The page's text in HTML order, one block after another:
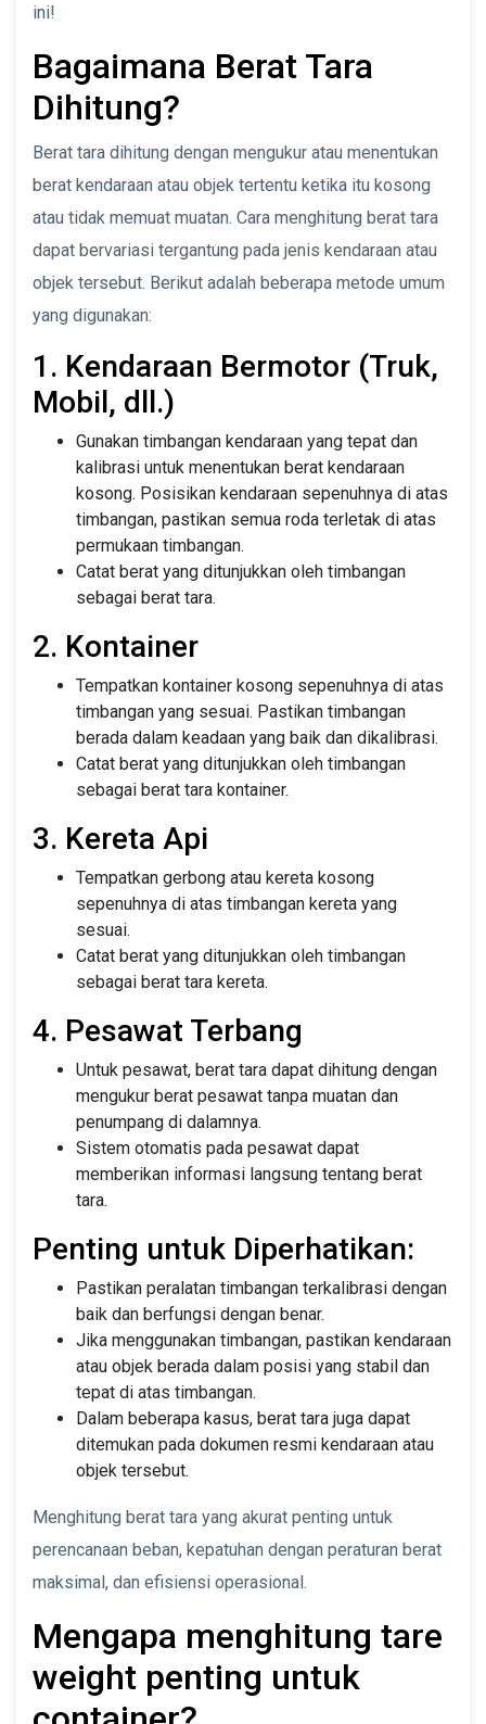
ini!
Bagaimana Berat Tara
Dihitung?
Berat tara dihitung dengan mengukur atau menentukan
berat kendaraan atau objek tertentu ketika itu kosong
atau tidak memuat muatan. Cara menghitung berat tara
dapat bervariasi tergantung pada jenis kendaraan atau
objek tersebut. Berikut adalah beberapa metode umum
yang digunakan:
1. Kendaraan Bermotor (Truk,
Mobil, dll.)
Gunakan timbangan kendaraan yang tepat dan
kalibrasi untuk menentukan berat kendaraan
kosong. Posisikan kendaraan sepenuhnya di atas
timbangan, pastikan semua roda terletak di atas
permukaan timbangan.
Catat berat yang ditunjukkan oleh timbangan
sebagai berat tara.
2. Kontainer
Tempatkan kontainer kosong sepenuhnya di atas
timbangan yang sesuai. Pastikan timbangan
berada dalam keadaan yang baik dan dikalibrasi.
Catat berat yang ditunjukkan oleh timbangan
sebagai berat tara kontainer.
3. Kereta Api
Tempatkan gerbong atau kereta kosong
sepenuhnya di atas timbangan kereta yang
sesuai.
Catat berat yang ditunjukkan oleh timbangan
sebagai berat tara kereta.
4. Pesawat Terbang
Untuk pesawat, berat tara dapat dihitung dengan
mengukur berat pesawat tanpa muatan dan
penumpang di dalamnya.
Sistem otomatis pada pesawat dapat
memberikan informasi langsung tentang berat
tara.
Penting untuk Diperhatikan:
Pastikan peralatan timbangan terkalibrasi dengan
baik dan berfungsi dengan benar.
Jika menggunakan timbangan, pastikan kendaraan
atau objek berada dalam posisi yang stabil dan
tepat di atas timbangan.
Dalam beberapa kasus, berat tara juga dapat
ditemukan pada dokumen resmi kendaraan atau
objek tersebut.
Menghitung berat tara yang akurat penting untuk
perencanaan beban, kepatuhan dengan peraturan berat
maksimal, dan efisiensi operasional.
Mengapa menghitung tare
weight penting untuk